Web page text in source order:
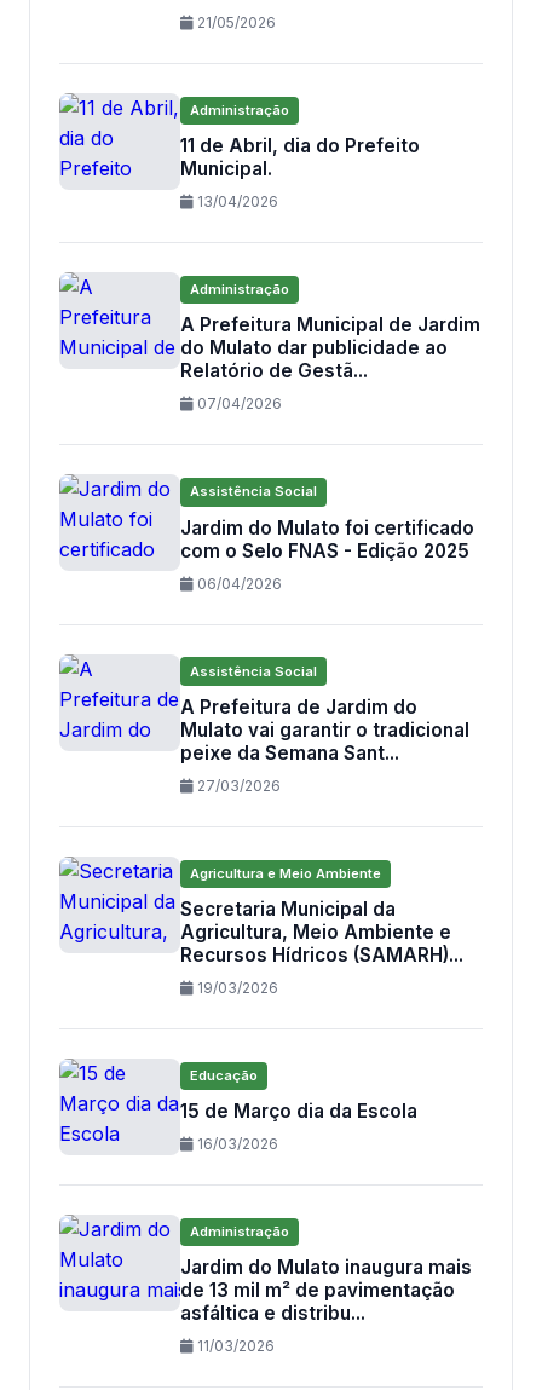
21/05/2026
Administração
11 de Abril, dia do Prefeito
Municipal.
13/04/2026
Administração
A Prefeitura Municipal de Jardim
do Mulato dar publicidade ao
Relatório de Gestã...
07/04/2026
Assistência Social
Jardim do Mulato foi certificado
com o Selo FNAS - Edição 2025
06/04/2026
Assistência Social
A Prefeitura de Jardim do
Mulato vai garantir o tradicional
peixe da Semana Sant...
27/03/2026
Agricultura e Meio Ambiente
Secretaria Municipal da
Agricultura, Meio Ambiente e
Recursos Hídricos (SAMARH)...
19/03/2026
Educação
15 de Março dia da Escola
16/03/2026
Administração
Jardim do Mulato inaugura mais
de 13 mil m² de pavimentação
asfáltica e distribu...
11/03/2026